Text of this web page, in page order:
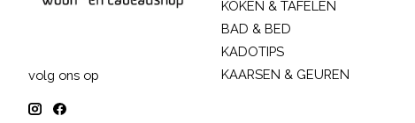
volg ons op
KOKEN & TAFELEN
BAD & BED
KADOTIPS
KAARSEN & GEUREN